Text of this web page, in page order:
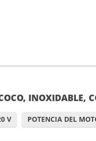
INOXIDABLE,
V POTENCIA DEL